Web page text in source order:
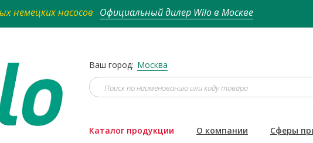
немецких насосов Официальный дилер Wilo в Москве
Ваш город: Москва
Каталог продукции О компании Сферы